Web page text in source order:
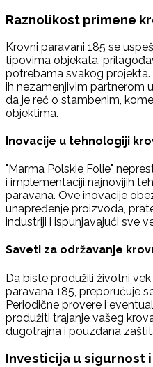
Raznolikost primene
Krovni paravani 185 se
tipovima objekata,
potrebama svakog
ih nezamenjivim partnerom
da je reč o stambenim,
objektima.
Inovacije u tehnologiji
"Marma Polskie Folie"
i implementaciji najnovijih
paravana. Ove inovacije
unapređenje proizvoda,
industriji i ispunjavajući sve
Saveti za održavanje
Da biste produžili životni
paravana 185, preporučuje
Periodične provere i
produžiti trajanje vašeg
dugotrajna i pouzdana
Investicija u sigurnost